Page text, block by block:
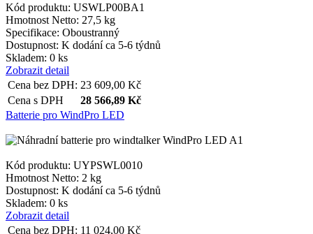
Kód produktu: USWLP00BA1
Hmotnost Netto: 27,5 kg
Specifikace: Oboustranný
Dostupnost: K dodání ca 5-6 týdnů
Skladem: 0 ks
Zobrazit detail
Cena bez DPH: 23 609,00 Kč
Cena s DPH
28 566,89 Kč
Batterie pro WindPro LED
Kód produktu: UYPSWL0010
Hmotnost Netto: 2 kg
Dostupnost: K dodání ca 5-6 týdnů
Skladem: 0 ks
Zobrazit detail
Cena bez DPH: 11 024,00 Kč